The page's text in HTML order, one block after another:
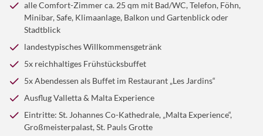
der Besuch der St.-Johannes-Co-Kathedrale. Neben den
kunstvollen Grabplatten beeindruckt hier vor allem das
weltberühmte Gemälde „Die Enthauptung Johannes
des Täufers“ von Caravaggio - das bedeutendste
Kunstwerk der Insel. Anschließend besichtigen Sie den
heute ein Symbol maltesischer Geschichte. Danach
bleibt Zeit für eigene Entdeckungen und einen
entspannten Bummel durch die festlich geschmückte
Altstadt. Am Abend kehren Sie ins Hotel zurück, wo ein
Abenteuer sein!
alle Comfort-Zimmer ca. 25 qm mit Bad/WC, Telefon, Föhn,
Minibar, Safe, Klimaanlage, Balkon und Gartenblick oder
Stadtblick
landestypisches Willkommensgetränk
5x reichhaltiges Frühstücksbuffet
5x Abendessen als Buffet im Restaurant „Les Jardins“
Ausflug Valletta & Malta Experience
Eintritte: St. Johannes Co-Kathedrale, „Malta Experience“,
Großmeisterpalast, St. Pauls Grotte